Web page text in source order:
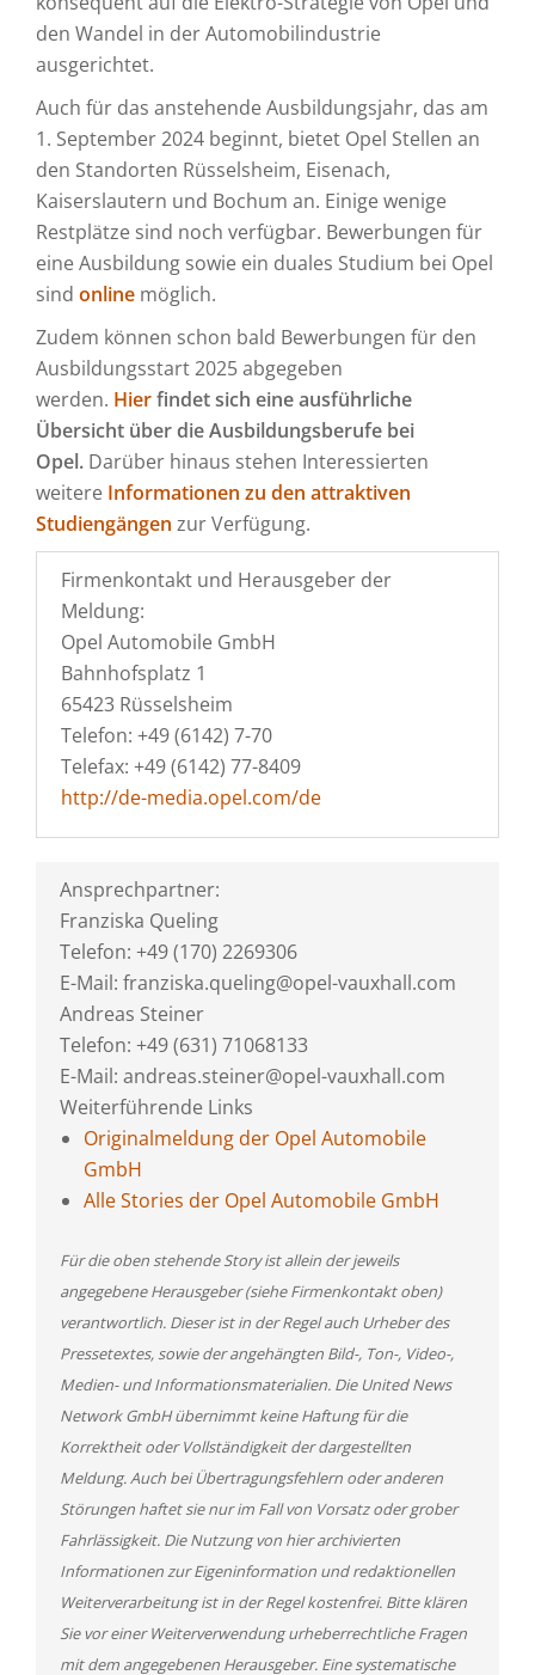
den Wandel in der Automobilindustrie
ausgerichtet.
Auch für das anstehende Ausbildungsjahr, das am
1. September 2024 beginnt, bietet Opel Stellen an
den Standorten Rüsselsheim, Eisenach,
Kaiserslautern und Bochum an. Einige wenige
Restplätze sind noch verfügbar. Bewerbungen für
eine Ausbildung sowie ein duales Studium bei Opel
sind online möglich.
Zudem können schon bald Bewerbungen für den
Ausbildungsstart 2025 abgegeben
werden. Hierfindet sich eine ausführliche
Übersicht über die Ausbildungsberufe bei
Opel. Darüber hinaus stehen Interessierten
weitere Informationen zu den attraktiven
Studiengängen zur Verfügung.
Firmenkontakt und Herausgeber der
Meldung:
Opel Automobile GmbH
Bahnhofsplatz 1
65423 Rüsselsheim
Telefon: +49 (6142) 7-70
Telefax: +49 (6142) 77-8409
http://de-media.opel.com/de
Ansprechpartner:
Franziska Queling
Telefon: +49 (170) 2269306
E-Mail: franziska.queling@opel-vauxhall.com
Andreas Steiner
Telefon: +49 (631) 71068133
E-Mail: andreas.steiner@opel-vauxhall.com
Weiterführende Links
Originalmeldung der Opel Automobile
GmbH
Alle Stories der Opel Automobile GmbH
Für die oben stehende Story ist allein der jeweils
angegebene Herausgeber (siehe Firmenkontakt oben)
verantwortlich. Dieser ist in der Regel auch Urheber des
Pressetextes, sowie der angehängten Bild-, Ton-, Video-,
Medien- und Informationsmaterialien. Die United News
Network GmbH übernimmt keine Haftung für die
Korrektheit oder Vollständigkeit der dargestellten
Meldung. Auch bei Übertragungsfehlern oder anderen
Störungen haftet sie nur im Fall von Vorsatz oder grober
Fahrlässigkeit. Die Nutzung von hier archivierten
Informationen zur Eigeninformation und redaktionellen
Weiterverarbeitung ist in der Regel kostenfrei. Bitte klären
Sie vor einer Weiterverwendung urheberrechtliche Fragen
mit dem angegebenen Herausgeber. Eine systematische